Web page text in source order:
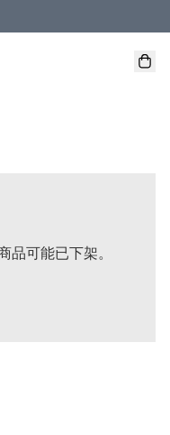
送貨、本地取貨 )
可能已下架。